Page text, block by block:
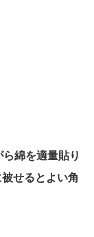
綿を適量貼り
せるとよい角